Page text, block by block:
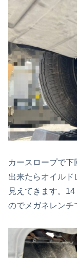
カースロープで
出来たらオイルド
見えてきます。
のでメガネレンチ